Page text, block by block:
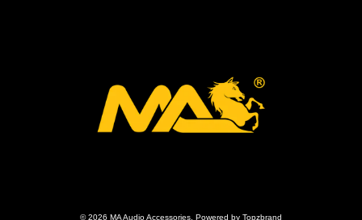
© 2026 MA Audio Accessories. Powered by Topzbrand